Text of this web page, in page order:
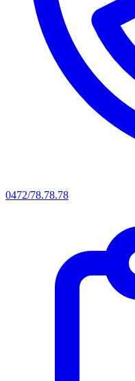
0472/78.78.78